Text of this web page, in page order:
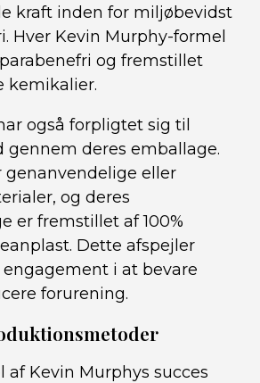
kraft inden for miljøbevidst
Hver Kevin Murphy-formel
og fremstillet
kemikalier.
også forpligtet sig til
deres emballage.
genanvendelige eller
og deres
er fremstillet af 100%
Dette afspejler
i at bevare
forurening.
af Kevin Murphys succes